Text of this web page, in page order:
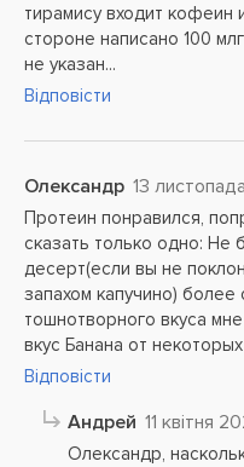
тирамису входит кофеин
стороне написано 100
не указан...
Відповісти
Олександр 13
Протеин понравился,
сказать только одно: Не
десерт(если вы не
запахом капучино) более
тошнотворного вкуса
вкус Банана от
Відповісти
Андрей 11 квітня
Олександр,